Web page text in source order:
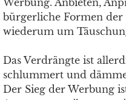
Werbung. Anbieten,
bürgerliche Formen der
wiederum um
Das Verdrängte ist
schlummert und
Der Sieg der Werbung